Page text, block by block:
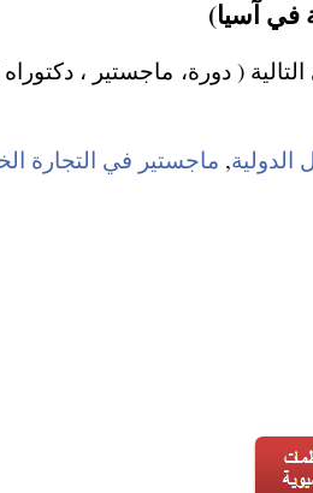
في آسيا)
الدولية, ماجستير في التجارة